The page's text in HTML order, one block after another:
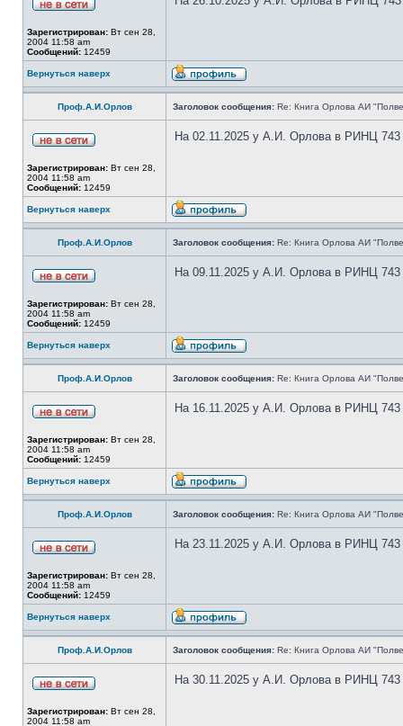
Зарегистрирован: Вт сен 28,
2004 11:58 am
Сообщений: 12459
Вернуться наверх
Проф.А.И.Орлов Заголовок сообщения: Re: Книга Орлова АИ
Зарегистрирован: Вт сен 28,
2004 11:58 am
Сообщений: 12459
На 02.11.2025 у А.И. Орлова в РИНЦ 743
Вернуться наверх
Проф.А.И.Орлов Заголовок сообщения: Re: Книга Орлова АИ
Зарегистрирован: Вт сен 28,
2004 11:58 am
Сообщений: 12459
На 09.11.2025 у А.И. Орлова в РИНЦ 743
Вернуться наверх
Проф.А.И.Орлов Заголовок сообщения: Re: Книга Орлова АИ
Зарегистрирован: Вт сен 28,
2004 11:58 am
Сообщений: 12459
На 16.11.2025 у А.И. Орлова в РИНЦ 743
Вернуться наверх
Проф.А.И.Орлов Заголовок сообщения: Re: Книга Орлова АИ
Зарегистрирован: Вт сен 28,
2004 11:58 am
Сообщений: 12459
На 23.11.2025 у А.И. Орлова в РИНЦ 743
Вернуться наверх
Проф.А.И.Орлов Заголовок сообщения: Re: Книга Орлова АИ
Зарегистрирован: Вт сен 28,
2004 11:58 am
На 30.11.2025 у А.И. Орлова в РИНЦ 743